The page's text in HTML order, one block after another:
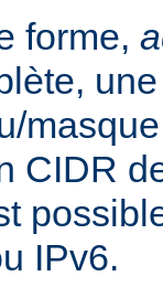
forme,
CIDR
IPv6.